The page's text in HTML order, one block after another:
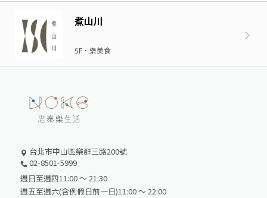
煮山川
5F．樂美食
台北市中山區樂群三路200號
02-8501-5999
週日至週四11:00 ～ 21:30
週五至週六(含例假日前一日)11:00 ～ 22:00